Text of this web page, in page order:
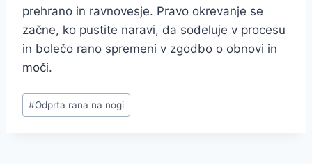
prehrano in ravnovesje. Pravo okrevanje se
začne, ko pustite naravi, da sodeluje v procesu
in bolečo rano spremeni v zgodbo o obnovi in
moči.
Post
Tags:
#Odprta rana na nogi